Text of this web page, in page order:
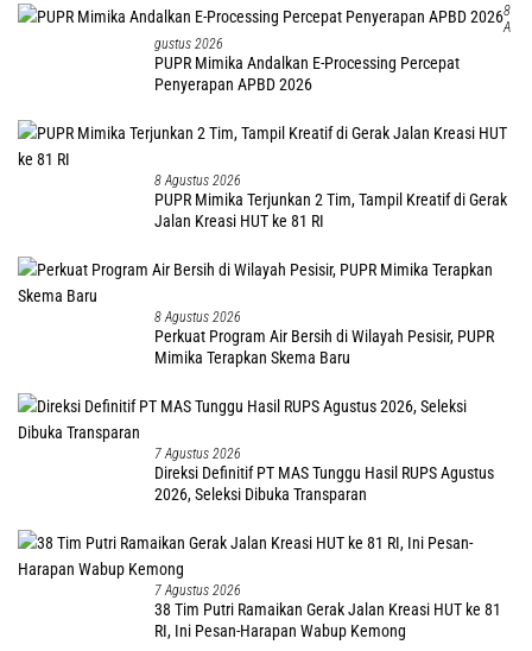
8
A
Gustus 2026
PUPR Mimika Andalkan E-Processing Percepat
Penyerapan APBD 2026
8 Agustus 2026
PUPR Mimika Terjunkan 2 Tim, Tampil Kreatif di Gerak
Jalan Kreasi HUT ke 81 RI
8 Agustus 2026
Perkuat Program Air Bersih di Wilayah Pesisir, PUPR
Mimika Terapkan Skema Baru
7 Agustus 2026
Direksi Definitif PT MAS Tunggu Hasil RUPS Agustus
2026, Seleksi Dibuka Transparan
7 Agustus 2026
38 Tim Putri Ramaikan Gerak Jalan Kreasi HUT ke 81
RI, Ini Pesan-Harapan Wabup Kemong